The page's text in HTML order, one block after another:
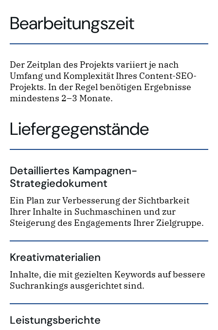
Bearbeitungszeit
Der Zeitplan des Projekts variiert je nach
Umfang und Komplexität Ihres Content-SEO-
Projekts. In der Regel benötigen Ergebnisse
mindestens 2–3 Monate.
Liefergegenstände
Detailliertes Kampagnen-
Strategiedokument
Ein Plan zur Verbesserung der Sichtbarkeit
Ihrer Inhalte in Suchmaschinen und zur
Steigerung des Engagements Ihrer Zielgruppe.
Kreativmaterialien
Inhalte, die mit gezielten Keywords auf bessere
Suchrankings ausgerichtet sind.
Leistungsberichte